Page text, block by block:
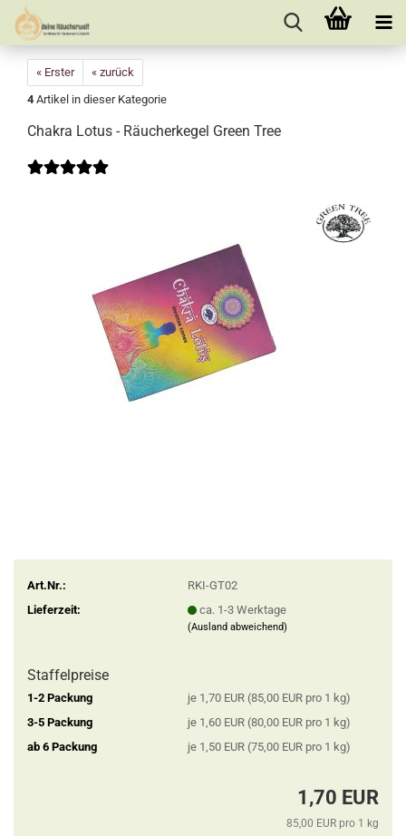
« Erster
« zurück
4 Artikel in dieser Kategorie
Chakra Lotus - Räucherkegel Green Tree
Art.Nr.:
RKI-GT02
Lieferzeit:
ca. 1-3 Werktage
(Ausland abweichend)
Staffelpreise
1-2 Packung
je 1,70 EUR (85,00 EUR pro 1 kg)
3-5 Packung
je 1,60 EUR (80,00 EUR pro 1 kg)
ab 6 Packung
je 1,50 EUR (75,00 EUR pro 1 kg)
1,70 EUR
85,00 EUR pro 1 kg